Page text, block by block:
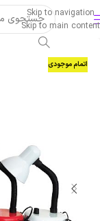
Skip to navigation
Skip to main content
اتمام موجودی